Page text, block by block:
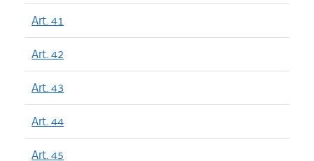
Art. 41
Art. 42
Art. 43
Art. 44
Art. 45